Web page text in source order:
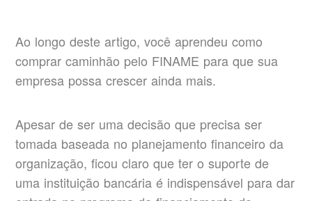
Ao longo deste artigo, você aprendeu como
comprar caminhão pelo FINAME para que sua
empresa possa crescer ainda mais.
Apesar de ser uma decisão que precisa ser
tomada baseada no planejamento financeiro da
organização, ficou claro que ter o suporte de
uma instituição bancária é indispensável para dar